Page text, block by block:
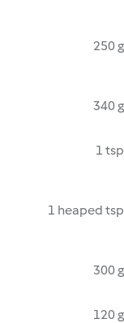
250 g
340 g
1 tsp
1 heaped tsp
300 g
120 g